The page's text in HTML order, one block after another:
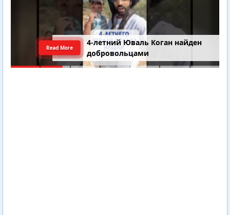
4-летний Юваль Коган найден
добровольцами
Read More